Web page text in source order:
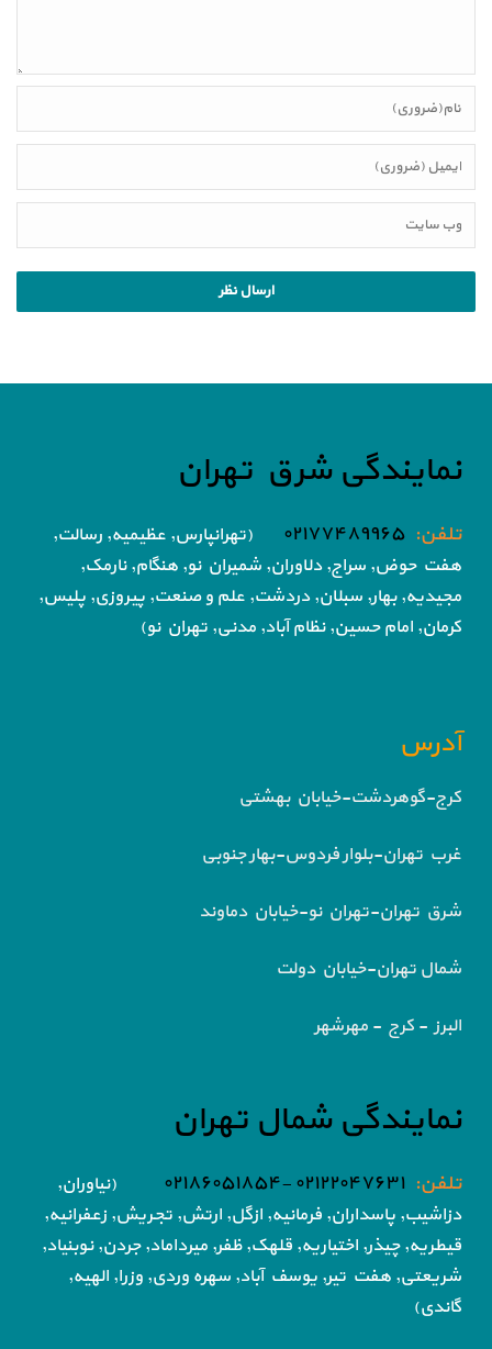
نمایندگی شرق تهران
تلفن: ۰۲۱۷۷۴۸۹۹۶۵
(تهرانپارس, عظیمیه, رسالت,
هفت حوض, سراج, دلاوران, شمیران نو, هنگام, نارمک,
مجیدیه, بهار, سبلان, دردشت, علم و صنعت, پیروزی, پلیس,
کرمان, امام حسین, نظام آباد, مدنی, تهران نو)
آدرس
کرج-گوهردشت-خیابان بهشتی
غرب تهران-بلوار فردوس-بهار جنوبی
شرق تهران-تهران نو-خیابان دماوند
شمال تهران-خیابان دولت
البرز - کرج - مهرشهر
نمایندگی شمال تهران
تلفن: ۰۲۱۲۲۰۴۷۶۳۱ -۰۲۱۸۶۰۵۱۸۵۴
(نیاوران,
دزاشیب, پاسداران, فرمانیه, ازگل, ارتش, تجریش, زعفرانیه,
قیطریه, چیذر, اختیاریه, قلهک, ظفر, میرداماد, جردن, نوبنیاد,
شریعتی, هفت تیر, یوسف آباد, سهره وردی, وزرا, الهیه,
گاندی)